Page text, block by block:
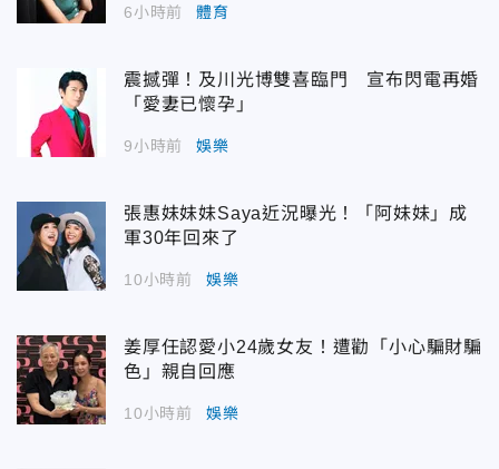
6小時前 體育
震撼彈！及川光博雙喜臨門 宣布閃電再婚
「愛妻已懷孕」
9小時前 娛樂
張惠妹妹妹Saya近況曝光！「阿妹妹」成
軍30年回來了
10小時前 娛樂
姜厚任認愛小24歲女友！遭勸「小心騙財騙
色」親自回應
10小時前 娛樂